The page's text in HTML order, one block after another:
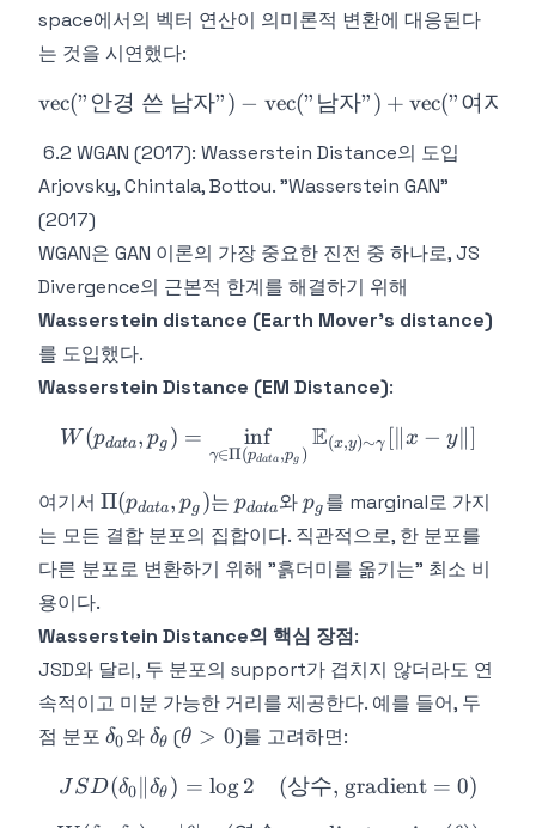
space에서의 벡터 연산이 의미론적 변환에 대응된다
는 것을 시연했다:
\text{vec}(\text{"안경
vec(" 안경 쓴 남자") − vec(" 남자") + vec("여자
6.2 WGAN (2017): Wasserstein Distance의 도입
Arjovsky, Chintala, Bottou. "Wasserstein GAN"
(2017)
WGAN은 GAN 이론의 가장 중요한 진전 중 하나로, JS
Divergence의 근본적 한계를 해결하기 위해
Wasserstein distance (Earth Mover's distance)
를 도입했다.
Wasserstein Distance (EM Distance):
W(p_{data}, p_g) =
W (pdata, pg ) =
γ∈Π(pdata ,pg )
inf E(x,y)∼γ [∥ x − y ∥]
여기서 \Pi(p_{data},
p_g)
Π(pdata, pg )는p_{data}
pdata와p_g
pg 를 marginal로 가지
는 모든 결합 분포의 집합이다. 직관적으로, 한 분포를
다른 분포로 변환하기 위해 "흙더미를 옮기는" 최소 비
용이다.
Wasserstein Distance의 핵심 장점:
JSD와 달리, 두 분포의 support가 겹치지 않더라도 연
속적이고 미분 가능한 거리를 제공한다. 예를 들어, 두
점 분포 \delta_0
δ0와\delta_\theta
δθ (\theta
θ > 0)를 고려하면:
JSD(\delta_0 \|
JSD(δ0 ∥δθ ) = log2 (상수, gradient = 0)